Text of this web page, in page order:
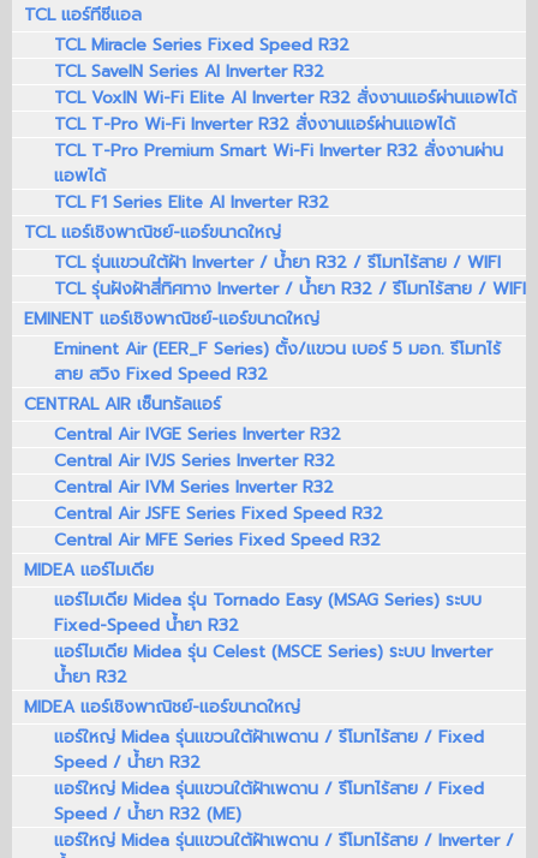
TCL แอร์ทีซีแอล
TCL Miracle Series Fixed Speed R32
TCL SaveIN Series AI Inverter R32
TCL VoxIN Wi-Fi Elite AI Inverter R32 สั่งงานแอร์ผ่านแอพได้
TCL T-Pro Wi-Fi Inverter R32 สั่งงานแอร์ผ่านแอพได้
TCL T-Pro Premium Smart Wi-Fi Inverter R32 สั่งงานผ่าน
แอพได้
TCL F1 Series Elite AI Inverter R32
TCL แอร์เชิงพาณิชย์-แอร์ขนาดใหญ่
TCL รุ่นแขวนใต้ฝ้า Inverter / น้ำยา R32 / รีโมทไร้สาย / WIFI
TCL รุ่นฝังฝ้าสี่ทิศทาง Inverter / น้ำยา R32 / รีโมทไร้สาย / WIFI
EMINENT แอร์เชิงพาณิชย์-แอร์ขนาดใหญ่
Eminent Air (EER_F Series) ตั้ง/แขวน เบอร์ 5 มอก. รีโมทไร้
สาย สวิง Fixed Speed R32
CENTRAL AIR เซ็นทรัลแอร์
Central Air IVGE Series Inverter R32
Central Air IVJS Series Inverter R32
Central Air IVM Series Inverter R32
Central Air JSFE Series Fixed Speed R32
Central Air MFE Series Fixed Speed R32
MIDEA แอร์ไมเดีย
แอร์ไมเดีย Midea รุ่น Tornado Easy (MSAG Series) ระบบ
Fixed-Speed น้ำยา R32
แอร์ไมเดีย Midea รุ่น Celest (MSCE Series) ระบบ Inverter
น้ำยา R32
MIDEA แอร์เชิงพาณิชย์-แอร์ขนาดใหญ่
แอร์ใหญ่ Midea รุ่นแขวนใต้ฝ้าเพดาน / รีโมทไร้สาย / Fixed
Speed / น้ำยา R32
แอร์ใหญ่ Midea รุ่นแขวนใต้ฝ้าเพดาน / รีโมทไร้สาย / Fixed
Speed / น้ำยา R32 (ME)
แอร์ใหญ่ Midea รุ่นแขวนใต้ฝ้าเพดาน / รีโมทไร้สาย / Inverter /